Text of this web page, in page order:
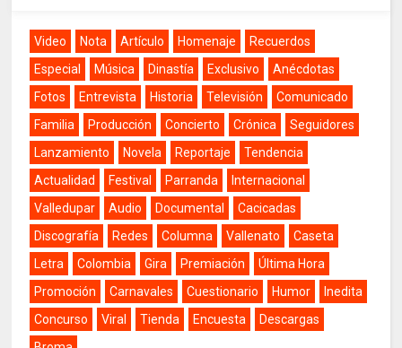
Video Nota Artículo Homenaje
Recuerdos
Especial
Música Dinastía Exclusivo
Anécdotas
Fotos
Entrevista Historia Televisión
Comunicado
Familia
Producción Concierto Crónica
Seguidores
Lanzamiento
Novela Reportaje
Tendencia
Actualidad
Festival Parranda
Internacional
Valledupar
Audio Documental
Cacicadas
Discografía
Redes Columna Vallenato
Caseta
Letra
Colombia Gira Premiación
Última Hora
Promoción
Carnavales Cuestionario Humor
Inedita
Concurso
Viral Tienda Encuesta
Descargas